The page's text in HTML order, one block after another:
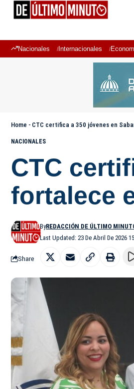
Nacionales Internacionales
Home - CTC certifica a 350 jóvenes en
NACIONALES
CTC
fortalece
Last Updated: 23 De Abril De 2026
ByREDACCIÓN DE ÚLTIMO
Share